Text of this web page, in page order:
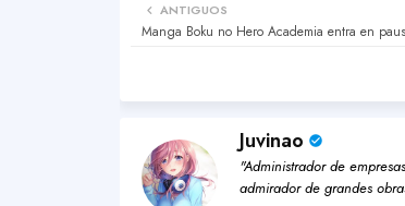
ANTIGUOS
Manga Boku no Hero Academia entra en
Juvinao
"Administrador de
admirador de grandes